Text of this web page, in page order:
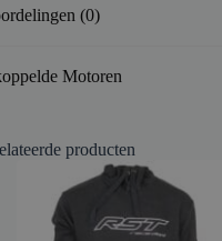
(0)
Motoren
producten